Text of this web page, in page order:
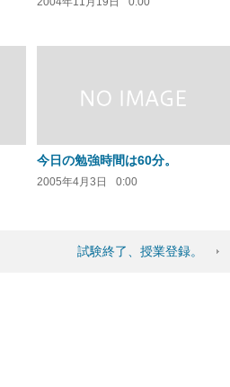
今日の勉強時間は60分。
2005年4月3日 0:00
試験終了、授業登録。